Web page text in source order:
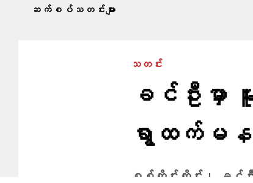
ဆက်စပ်သတင်းများ
သတင်း
ခင်ဦးမှာ မူ
ရွာထက်မနည်
စစ်ကိုင်းတိုင်း၊ ခင်ဦးမြို့